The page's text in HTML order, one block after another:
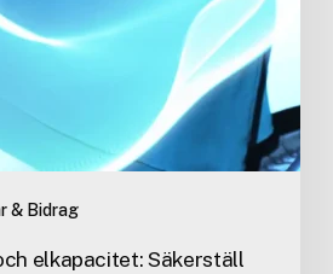
& Bidrag
elkapacitet: Säkerställ